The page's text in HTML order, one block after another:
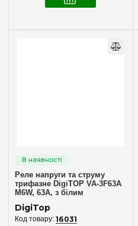
Реле напруги та струму
трифазне DigiTOP VA-3F63A
M6W, 63А, з білим
індикатором
DigiTop
16031